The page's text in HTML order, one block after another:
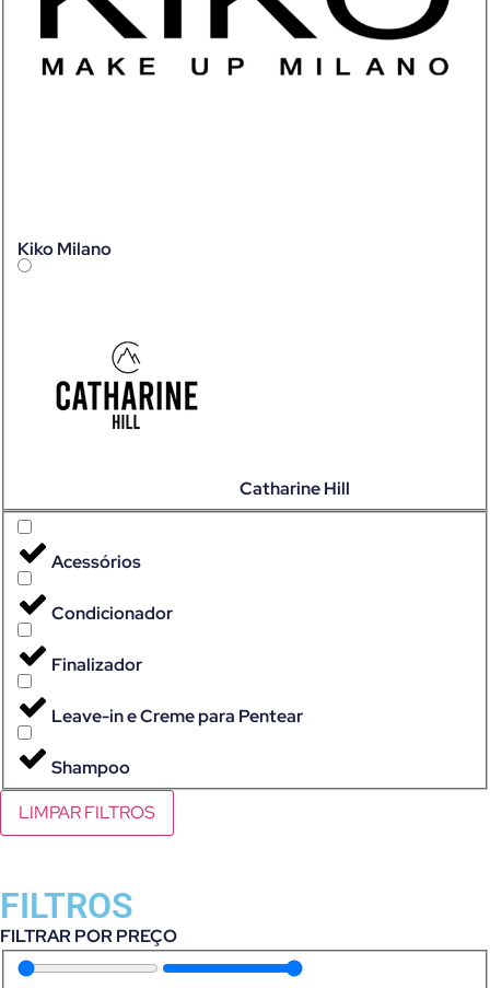
Kiko Milano
Catharine Hill
Acessórios
Condicionador
Finalizador
Leave-in e Creme para Pentear
Shampoo
LIMPAR FILTROS
FILTROS
FILTRAR POR PREÇO